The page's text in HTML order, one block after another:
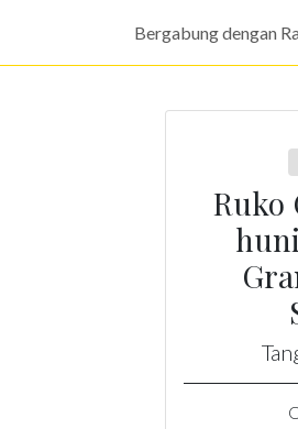
Bergabung dengan
Ruko